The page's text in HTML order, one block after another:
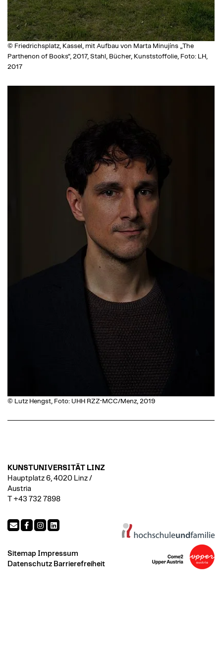
© Friedrichsplatz, Kassel, mit Aufbau von Marta Minujíns „The
Parthenon of Books“, 2017, Stahl, Bücher, Kunststoffolie, Foto: LH,
2017
© Lutz Hengst, Foto: UHH RZZ-MCC/Menz, 2019
KUNSTUNIVERSITÄT LINZ
Hauptplatz 6, 4020 Linz /
Austria
T +43 732 7898
Sitemap Impressum
Datenschutz Barrierefreiheit